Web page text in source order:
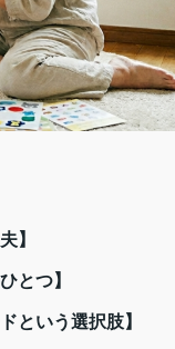
】
とつ】
という選択肢】